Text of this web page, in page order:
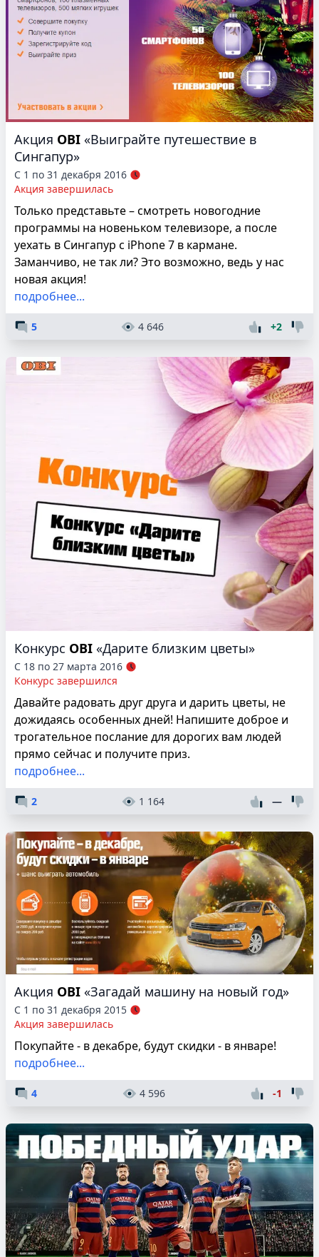
Акция OBI «Выиграйте путешествие в
Сингапур»
С 1 по 31 декабря 2016
Акция завершилась
Только представьте – смотреть новогодние
программы на новеньком телевизоре, а после
уехать в Сингапур с iPhone 7 в кармане.
Заманчиво, не так ли? Это возможно, ведь у нас
новая акция!
подробнее...
5 4 646 +2
Конкурс OBI «Дарите близким цветы»
С 18 по 27 марта 2016
Конкурс завершился
Давайте радовать друг друга и дарить цветы, не
дожидаясь особенных дней! Напишите доброе и
трогательное послание для дорогих вам людей
прямо сейчас и получите приз.
подробнее...
2 1 164 —
Акция OBI «Загадай машину на новый год»
С 1 по 31 декабря 2015
Акция завершилась
Покупайте - в декабре, будут скидки - в январе!
подробнее...
4 4 596 -1